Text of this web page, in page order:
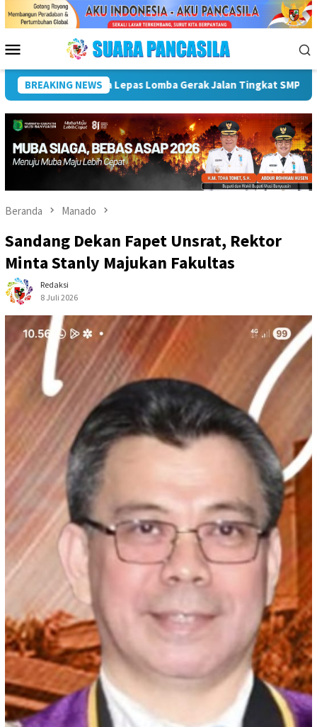
Menu
Mobile
BREAKING NEWS
ke-81 RI Pemkot Lubuk Linggau Sosialisasikan
Beranda Manado
Sandang Dekan Fapet Unsrat, Rektor
Minta Stanly Majukan Fakultas
Redaksi
8 Juli 2026